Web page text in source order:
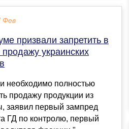
Фев
призвали запретить в
продажу украинских
необходимо полностью
продажу продукции из
заявил первый зампред
ГД по контролю, первый